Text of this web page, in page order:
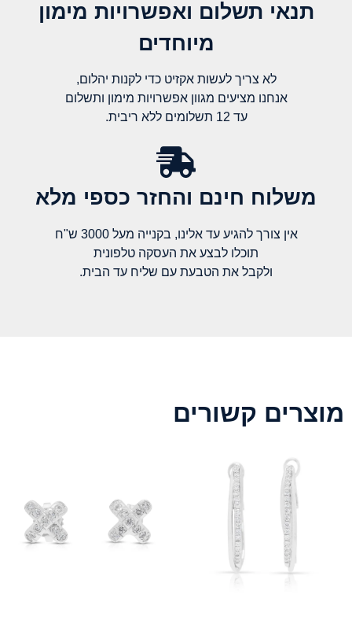
תנאי תשלום ואפשרויות מימון
מיוחדים
לא צריך לעשות אקזיט כדי לקנות יהלום,
אנחנו מציעים מגוון אפשרויות מימון ותשלום
עד 12 תשלומים ללא ריבית.
משלוח חינם והחזר כספי מלא​
אין צורך להגיע עד אלינו, בקנייה מעל 3000 ש"ח
תוכלו לבצע את העסקה טלפונית
ולקבל את הטבעת עם שליח עד הבית.
מוצרים קשורים